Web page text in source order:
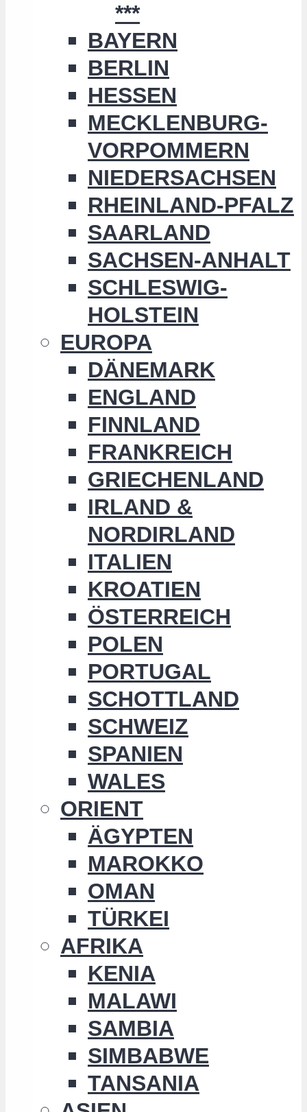
***
BAYERN
BERLIN
HESSEN
MECKLENBURG-
VORPOMMERN
NIEDERSACHSEN
RHEINLAND-PFALZ
SAARLAND
SACHSEN-ANHALT
SCHLESWIG-
HOLSTEIN
EUROPA
DÄNEMARK
ENGLAND
FINNLAND
FRANKREICH
GRIECHENLAND
IRLAND &
NORDIRLAND
ITALIEN
KROATIEN
ÖSTERREICH
POLEN
PORTUGAL
SCHOTTLAND
SCHWEIZ
SPANIEN
WALES
ORIENT
ÄGYPTEN
MAROKKO
OMAN
TÜRKEI
AFRIKA
KENIA
MALAWI
SAMBIA
SIMBABWE
TANSANIA